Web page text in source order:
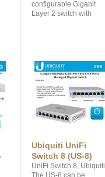
configurable Gigabit
Layer 2 switch with
SFP ports.
Ubiquiti UniFi
Switch 8 (US-8)
UniFi Switch 8, Ubiquiti.
The US-8 can be